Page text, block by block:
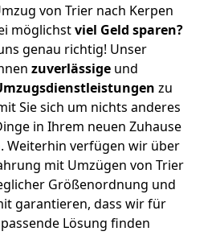
von Trier nach Kerpen
möglichstviel Geld sparen?
genau richtig! Unser
zuverlässige und
zu
Sie sich um nichts anderes
in Ihrem neuen Zuhause
Weiterhin verfügen wir über
mit Umzügen von Trier
Größenordnung und
garantieren, dass wir für
Lösung finden